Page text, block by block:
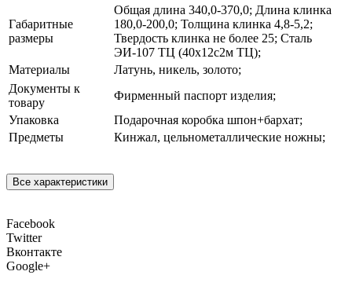
Габаритные
размеры
Общая длина 340,0-370,0; Длина клинка
180,0-200,0; Толщина клинка 4,8-5,2;
Твердость клинка не более 25; Сталь
ЭИ-107 ТЦ (40х12с2м ТЦ);
Материалы
Латунь, никель, золото;
Документы к
товару
Фирменный паспорт изделия;
Упаковка
Подарочная коробка шпон+бархат;
Предметы
Кинжал, цельнометаллические ножны;
Все характеристики
Facebook
Twitter
Вконтакте
Google+